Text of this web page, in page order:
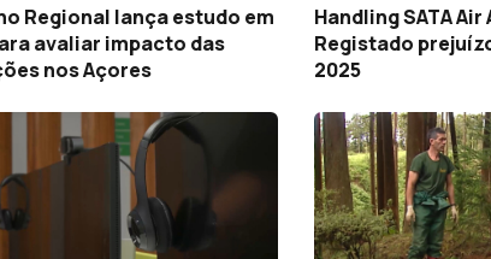
Regional lança estudo em
avaliar impacto das
nos Açores
Handling SATA
Registado
2025